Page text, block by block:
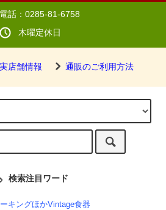
電話：0285-81-6758
木曜定休日
店舗情報 通販のご利用方法
検索注目ワード
キングほかVintage食器